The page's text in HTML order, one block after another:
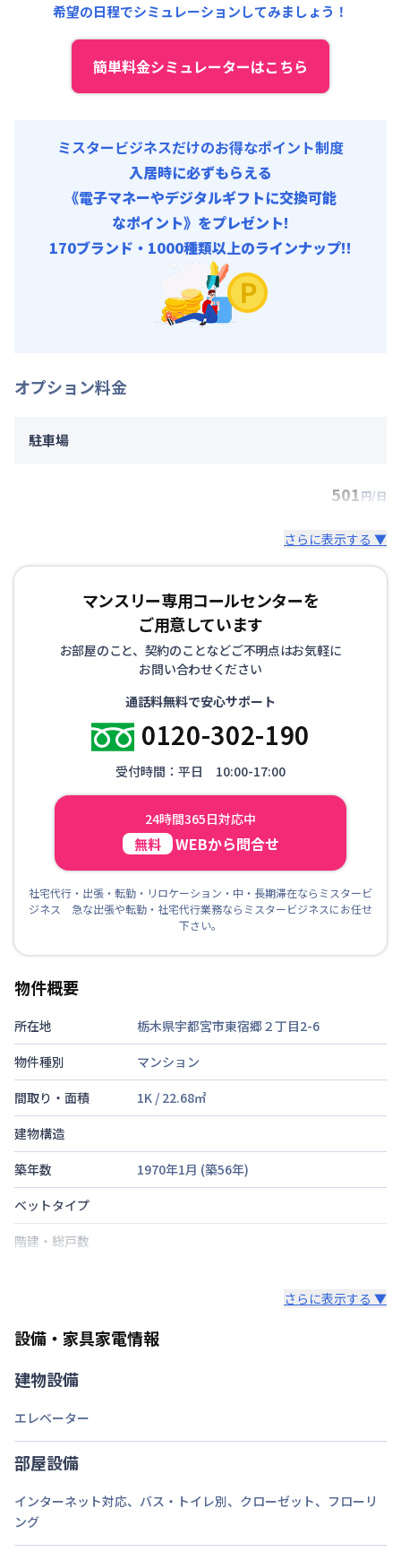
初期費用
除菌消臭代 : 16,000円/回 (税抜)
入居者携行品補償 : 909円/回 (税抜)
希望の日程でシミュレーションしてみましょう！
簡単料金シミュレーターはこちら
ミスタービジネスだけのお得なポイント制度
入居時に必ずもらえる
《電子マネーやデジタルギフトに交換可能
なポイント》をプレゼント!
170ブランド・1000種類以上のラインナップ!!
オプション料金
駐車場
501円/日
さらに表示する ▼
マンスリー専用コールセンターを
ご用意しています
お部屋のこと、契約のことなどご不明点はお気軽に
お問い合わせください
通話料無料で安心サポート
0120-302-190
受付時間：平日 10:00-17:00
24時間365日対応中
無料 WEBから問合せ
社宅代行・出張・転勤・リロケーション・中・長期滞在ならミスタービ
ジネス 急な出張や転勤・社宅代行業務ならミスタービジネスにお任せ
下さい。
物件概要
所在地
栃木県宇都宮市東宿郷２丁目2-6
物件種別
マンション
間取り・面積
1K / 22.68㎡
建物構造
築年数
1970年1月 (築56年)
ベットタイプ
階建・総戸数
禁煙・喫煙
交通
定員
駐車場
情報更新日より14日以内
情報更新日
さらに表示する ▼
設備・家具家電情報
建物設備
エレベーター
部屋設備
インターネット対応、 バス・トイレ別、 クローゼット、 フローリ
ング